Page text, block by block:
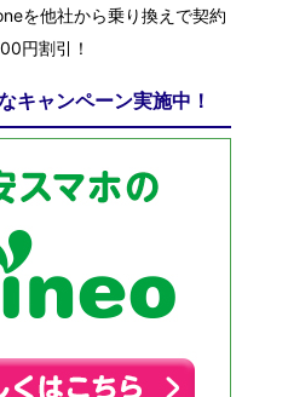
を他社から乗り換えで契約
円割引！
キャンペーン実施中！